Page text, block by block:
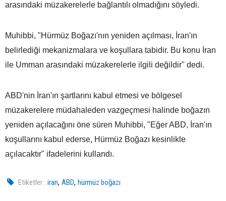
arasındaki müzakerelerle bağlantılı olmadığını söyledi.
Muhibbi, "Hürmüz Boğazı'nın yeniden açılması, İran'ın
belirlediği mekanizmalara ve koşullara tabidir. Bu konu İran
ile Umman arasındaki müzakerelerle ilgili değildir" dedi.
ABD'nin İran'ın şartlarını kabul etmesi ve bölgesel
müzakerelere müdahaleden vazgeçmesi halinde boğazın
yeniden açılacağını öne süren Muhibbi, "Eğer ABD, İran'ın
koşullarını kabul ederse, Hürmüz Boğazı kesinlikle
açılacaktır" ifadelerini kullandı.
Etiketler : iran,ABD,hürmüz boğazı